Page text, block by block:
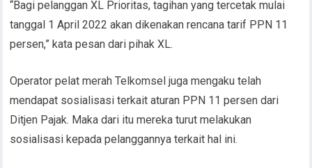
“Bagi pelanggan XL Prioritas, tagihan yang tercetak mulai
tanggal 1 April 2022 akan dikenakan rencana tarif PPN 11
persen,” kata pesan dari pihak XL.
Operator pelat merah Telkomsel juga mengaku telah
mendapat sosialisasi terkait aturan PPN 11 persen dari
Ditjen Pajak. Maka dari itu mereka turut melakukan
sosialisasi kepada pelanggannya terkait hal ini.